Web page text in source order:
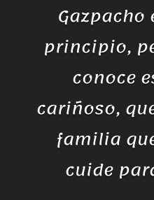
principio,
conoce
cariñoso,
familia
cuide